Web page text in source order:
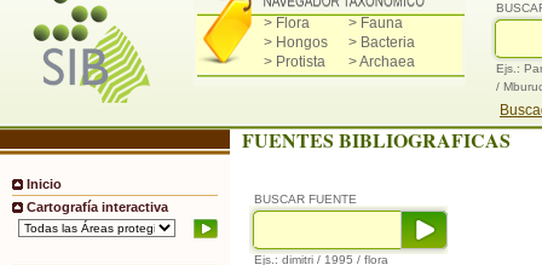
> Flora
> Fauna
> Hongos
> Bacteria
> Protista
> Archaea
Ejs.:
/
Inicio
Cartografía interactiva
FUENTES BIBLIOGRAFICAS
BUSCAR FUENTE
Ejs.: dimitri / 1995 / flora